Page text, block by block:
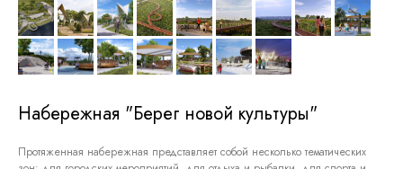
Набережная "Берег новой культуры"
Протяженная набережная представляет собой несколько тематических